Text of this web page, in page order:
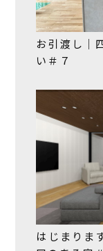
お引渡し｜
い＃７
はじまりま